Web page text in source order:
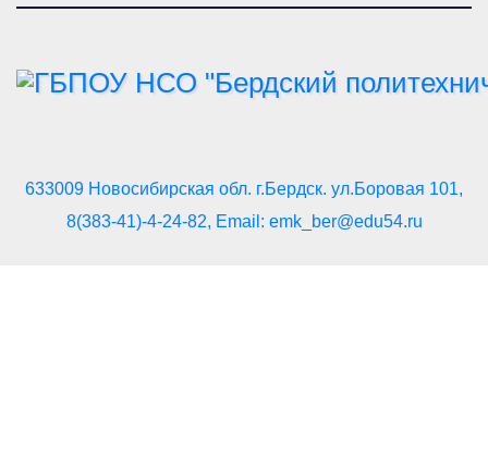
633009 Новосибирская обл. г.Бердск. ул.Боровая 101,
8(383-41)-4-24-82, Email: emk_ber@edu54.ru